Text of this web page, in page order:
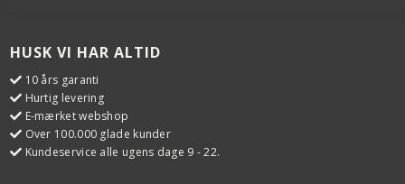
HUSK VI HAR ALTID
10 års garanti
Hurtig levering
E-mærket webshop
Over 100.000 glade kunder
Kundeservice alle ugens dage 9 - 22.